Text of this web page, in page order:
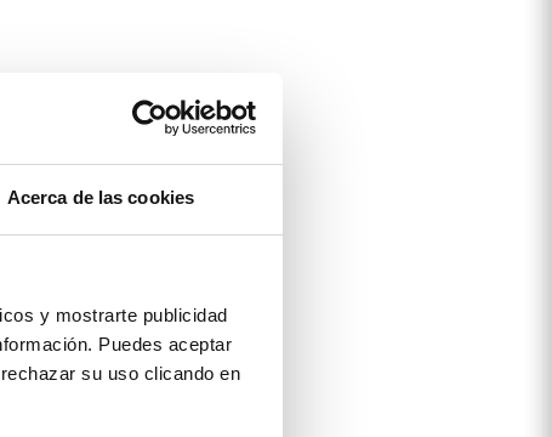
Acerca de las cookies
y mostrarte publicidad
Puedes aceptar
su uso clicando en